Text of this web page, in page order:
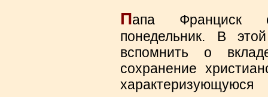
Папа Франциск
понедельник. В
вспомнить о
сохранение